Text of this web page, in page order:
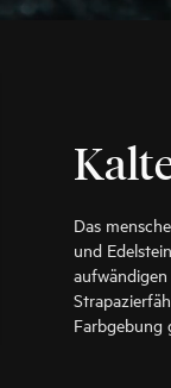
Das
und
Farbgebung